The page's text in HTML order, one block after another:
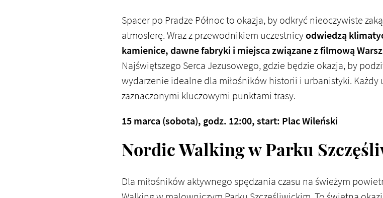
Spacer po Pradze Północ to okazja, by odkryć nieoczywiste
atmosferę. Wraz z przewodnikiem uczestnicyodwiedzą
kamienice, dawne fabryki i miejsca związane z filmową
Najświętszego Serca Jezusowego, gdzie będzie okazja, by
wydarzenie idealne dla miłośników historii i urbanistyki. Każdy
zaznaczonymi kluczowymi punktami trasy.
15 marca (sobota), godz. 12:00, start: Plac Wileński
Nordic Walking w Parku
Dla miłośników aktywnego spędzania czasu na świeżym